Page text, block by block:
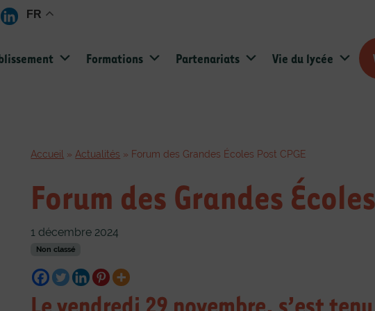
FR
Formations Partenariats Vie du lycée
Accueil » Actualités » Forum des Grandes Écoles Post CPGE
Forum des Grandes
1 décembre 2024
Non classé
Le vendredi 29 novembre, s’est